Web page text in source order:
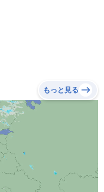
もっと見る